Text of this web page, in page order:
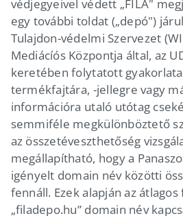
védjegyeivel védett „FILA"
egy további toldat („depó")
Tulajdon-védelmi Szervezet
Mediácíós Központja által, az
keretében folytatott
termékfajtára, -jellegre vagy
információra utaló utótag
semmiféle megkülönböztető
az összetéveszthetőség
megállapítható, hogy a
igényelt domain név közötti
fennáll. Ezek alapján az átlagos
„filadepo.hu” domain név